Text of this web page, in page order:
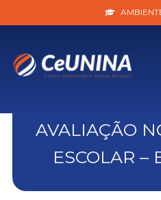
AVALIAÇÃO
ESCOLAR –